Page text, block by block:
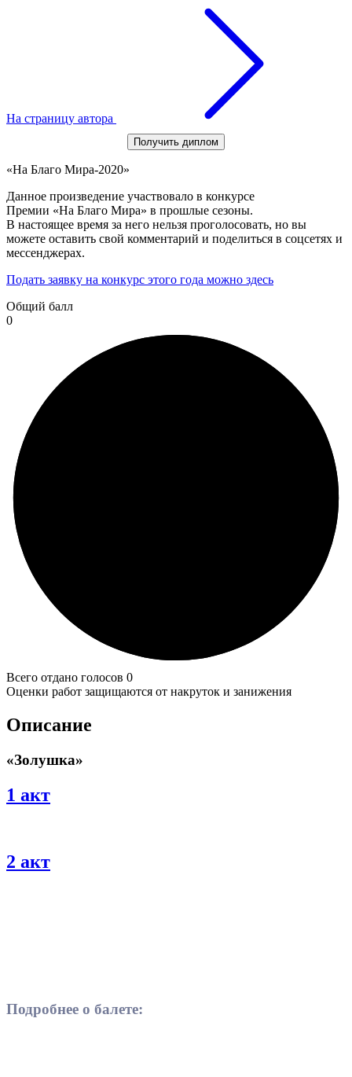
На страницу автора
Получить диплом
«На Благо Мира-2020»
Данное произведение участвовало в конкурсе
Премии «На Благо Мира» в прошлые сезоны.
В настоящее время за него нельзя проголосовать, но вы
можете оставить свой комментарий и поделиться в соцсетях и
мессенджерах.
Подать заявку на конкурс этого года можно здесь
Общий балл
0
Всего отдано голосов 0
Оценки работ защищаются от накруток и занижения
Описание
«Золушка»
1 акт
2 акт
Подробнее о балете: